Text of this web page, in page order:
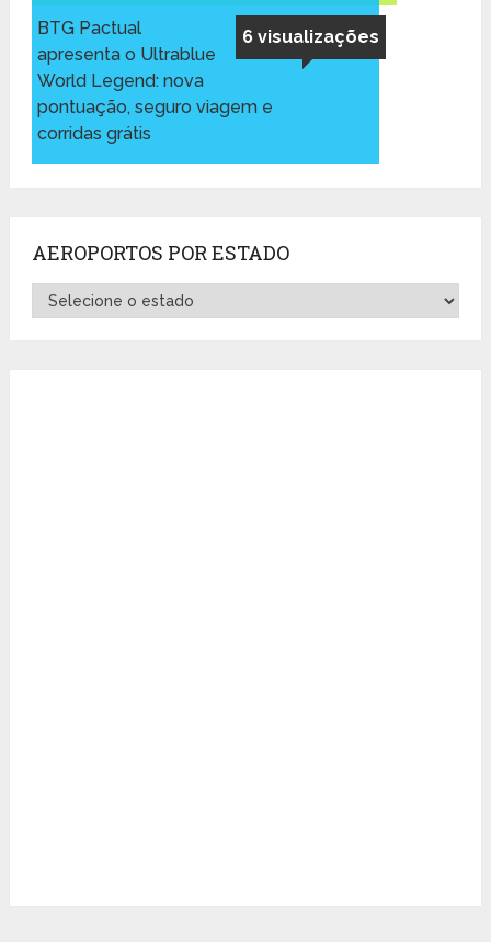
6 visualizações
BTG Pactual
apresenta o Ultrablue
World Legend: nova
pontuação, seguro viagem e
corridas grátis
AEROPORTOS POR ESTADO
Aeroportos
por